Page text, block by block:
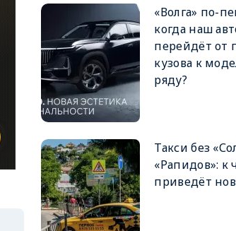
«Волга» по-
когда наш
перейдёт от
кузова к
ряду?
Такси без
«Рапидов»: к
приведёт